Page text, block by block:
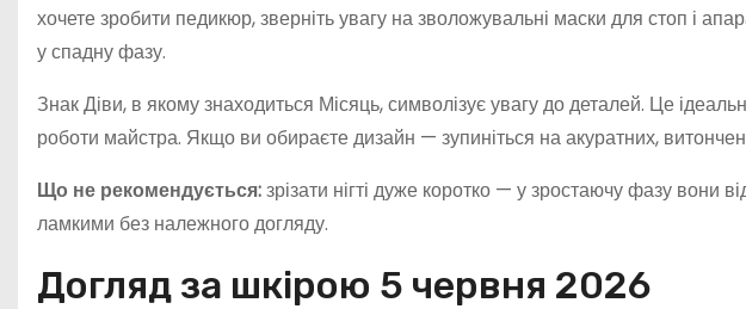
хочете зробити педикюр, зверніть увагу на зволожувальні маски для стоп і
у спадну фазу.
Знак Діви, в якому знаходиться Місяць, символізує увагу до деталей. Це
роботи майстра. Якщо ви обираєте дизайн — зупиніться на акуратних,
Що не рекомендується:зрізати нігті дуже коротко — у зростаючу фазу вони
ламкими без належного догляду.
Догляд за шкірою 5 червня 2026